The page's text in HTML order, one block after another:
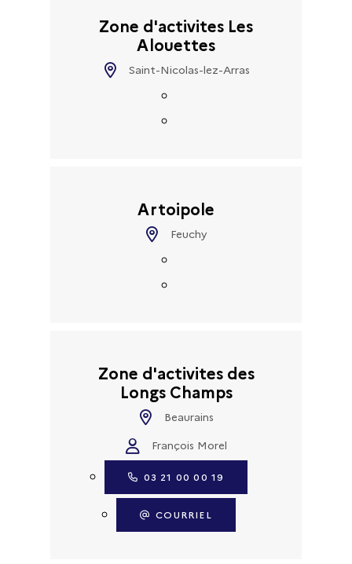
Zone d'activites Les
Alouettes
Saint-Nicolas-lez-Arras
Artoipole
Feuchy
Zone d'activites des
Longs Champs
Beaurains
François Morel
03 21 00 00 19
COURRIEL